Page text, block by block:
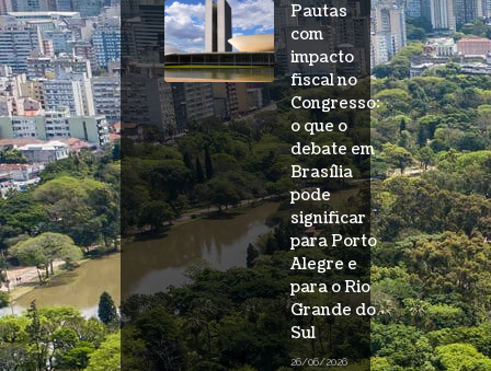
Pautas
com
impacto
fiscal no
Congresso:
o que o
debate em
Brasília
pode
significar
para Porto
Alegre e
para o Rio
Grande do
Sul
26/06/2026